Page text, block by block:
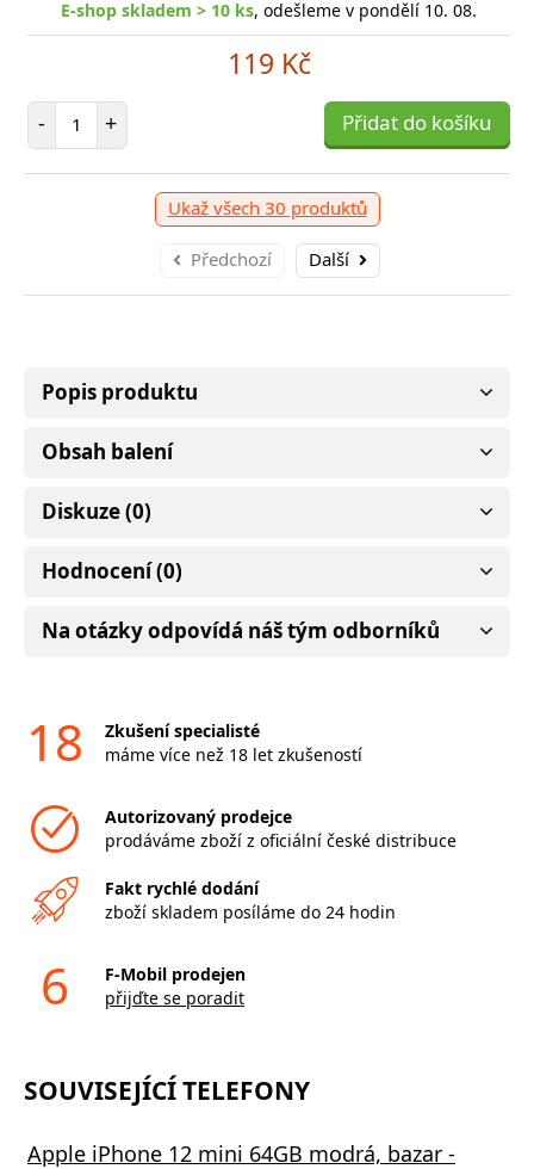
E-shop skladem > 10 ks, odešleme v pondělí 10. 08.
119 Kč
- Počet položek
+ Přidat do košíku
Ukaž všech 30 produktů
Předchozí Další
Popis produktu
Obsah balení
Diskuze (0)
Hodnocení (0)
Na otázky odpovídá náš tým odborníků
18
Zkušení specialisté
máme více než 18 let zkušeností
Autorizovaný prodejce
prodáváme zboží z oficiální české distribuce
Fakt rychlé dodání
zboží skladem posíláme do 24 hodin
6
F-Mobil prodejen
přijďte se poradit
SOUVISEJÍCÍ TELEFONY
Apple iPhone 12 mini 64GB modrá, bazar -